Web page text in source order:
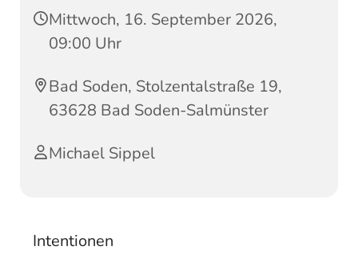
Mittwoch, 16. September 2026,
09:00 Uhr
Bad Soden, Stolzentalstraße 19,
63628 Bad Soden-Salmünster
Michael Sippel
Intentionen